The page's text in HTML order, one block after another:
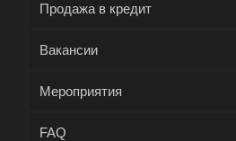
Продажа в кредит
Вакансии
Мероприятия
FAQ